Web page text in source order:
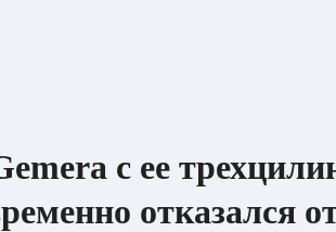
с ее
отказался